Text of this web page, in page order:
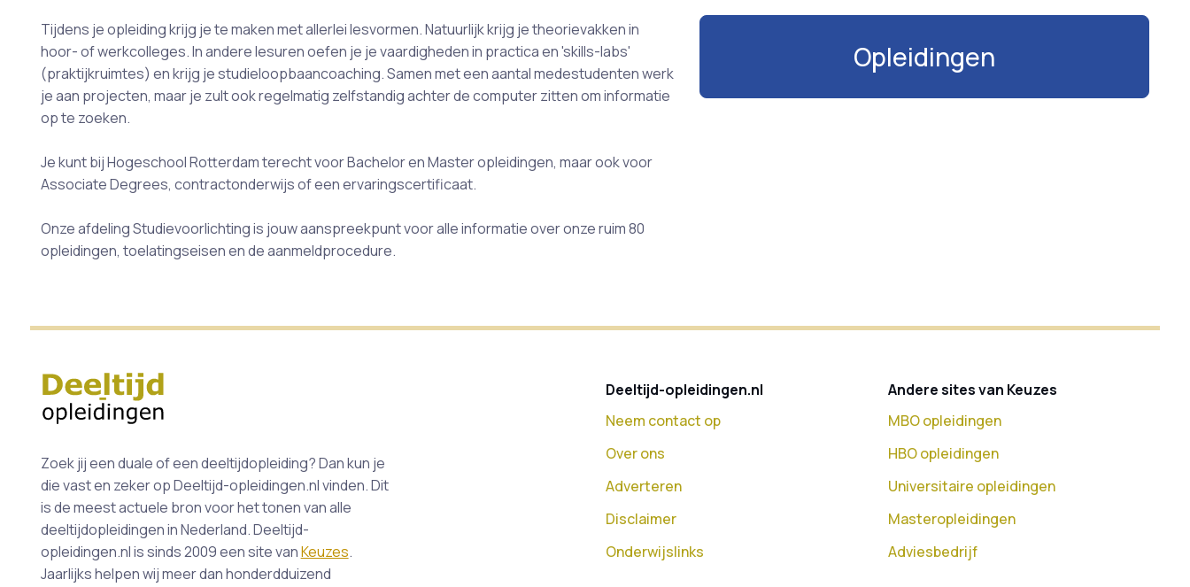
Tijdens je opleiding krijg je te maken met allerlei lesvormen. Natuurlijk krijg je theorievakken in
hoor- of werkcolleges. In andere lesuren oefen je je vaardigheden in practica en 'skills-labs'
(praktijkruimtes) en krijg je studieloopbaancoaching. Samen met een aantal medestudenten werk
je aan projecten, maar je zult ook regelmatig zelfstandig achter de computer zitten om informatie
op te zoeken.
Je kunt bij Hogeschool Rotterdam terecht voor Bachelor en Master opleidingen, maar ook voor
Associate Degrees, contractonderwijs of een ervaringscertificaat.
Onze afdeling Studievoorlichting is jouw aanspreekpunt voor alle informatie over onze ruim 80
opleidingen, toelatingseisen en de aanmeldprocedure.
Opleidingen
Zoek jij een duale of een deeltijdopleiding? Dan kun je
die vast en zeker op Deeltijd-opleidingen.nl vinden. Dit
is de meest actuele bron voor het tonen van alle
deeltijdopleidingen in Nederland. Deeltijd-
opleidingen.nl is sinds 2009 een site vanKeuzes.
Jaarlijks helpen wij meer dan honderdduizend
Deeltijd-opleidingen.nl
Neem contact op
Over ons
Adverteren
Disclaimer
Onderwijslinks
Andere sites van Keuzes
MBO opleidingen
HBO opleidingen
Universitaire opleidingen
Masteropleidingen
Adviesbedrijf